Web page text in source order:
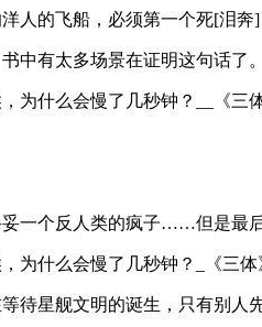
人的飞船，必须第一个死[泪奔]
中有太多场景在证明这句话了。
一个反人类的疯子……但是最
待星舰文明的诞生，只有别